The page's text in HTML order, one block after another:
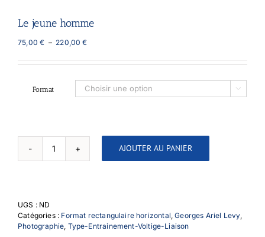
Le jeune homme
75,00€ – 220,00€Plage
prix :
à
220,00 €
Format 
quantité
de
AJOUTER AU PANIER
UGS : ND
Catégories : Format rectangulaire horizontal ,Georges Ariel Levy,
Photographie Type-Entrainement-Voltige-Liaison